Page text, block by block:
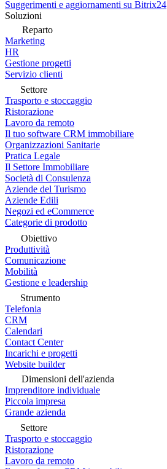
Suggerimenti e aggiornamenti su Bitrix24
Soluzioni
Reparto
Marketing
HR
Gestione progetti
Servizio clienti
Settore
Trasporto e stoccaggio
Ristorazione
Lavoro da remoto
Il tuo software CRM immobiliare
Organizzazioni Sanitarie
Pratica Legale
Il Settore Immobiliare
Società di Consulenza
Aziende del Turismo
Aziende Edili
Negozi ed eCommerce
Categorie di prodotto
Obiettivo
Produttività
Comunicazione
Mobilità
Gestione e leadership
Strumento
Telefonia
CRM
Calendari
Contact Center
Incarichi e progetti
Website builder
Dimensioni dell'azienda
Imprenditore individuale
Piccola impresa
Grande azienda
Settore
Trasporto e stoccaggio
Ristorazione
Lavoro da remoto